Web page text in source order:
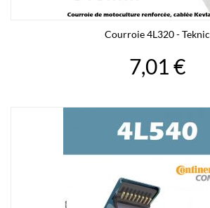
Courroie 4L320 - Teknic
7,01 €